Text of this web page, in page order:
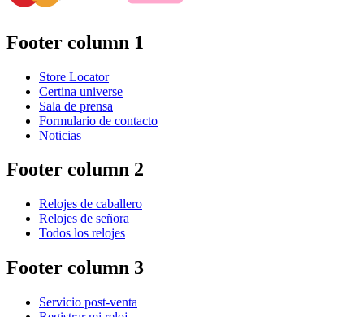
Footer column 1
Store Locator
Certina universe
Sala de prensa
Formulario de contacto
Noticias
Footer column 2
Relojes de caballero
Relojes de señora
Todos los relojes
Footer column 3
Servicio post-venta